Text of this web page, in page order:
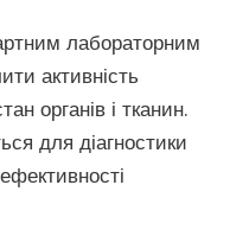
лабораторним
активність
органів і тканин.
для діагностики